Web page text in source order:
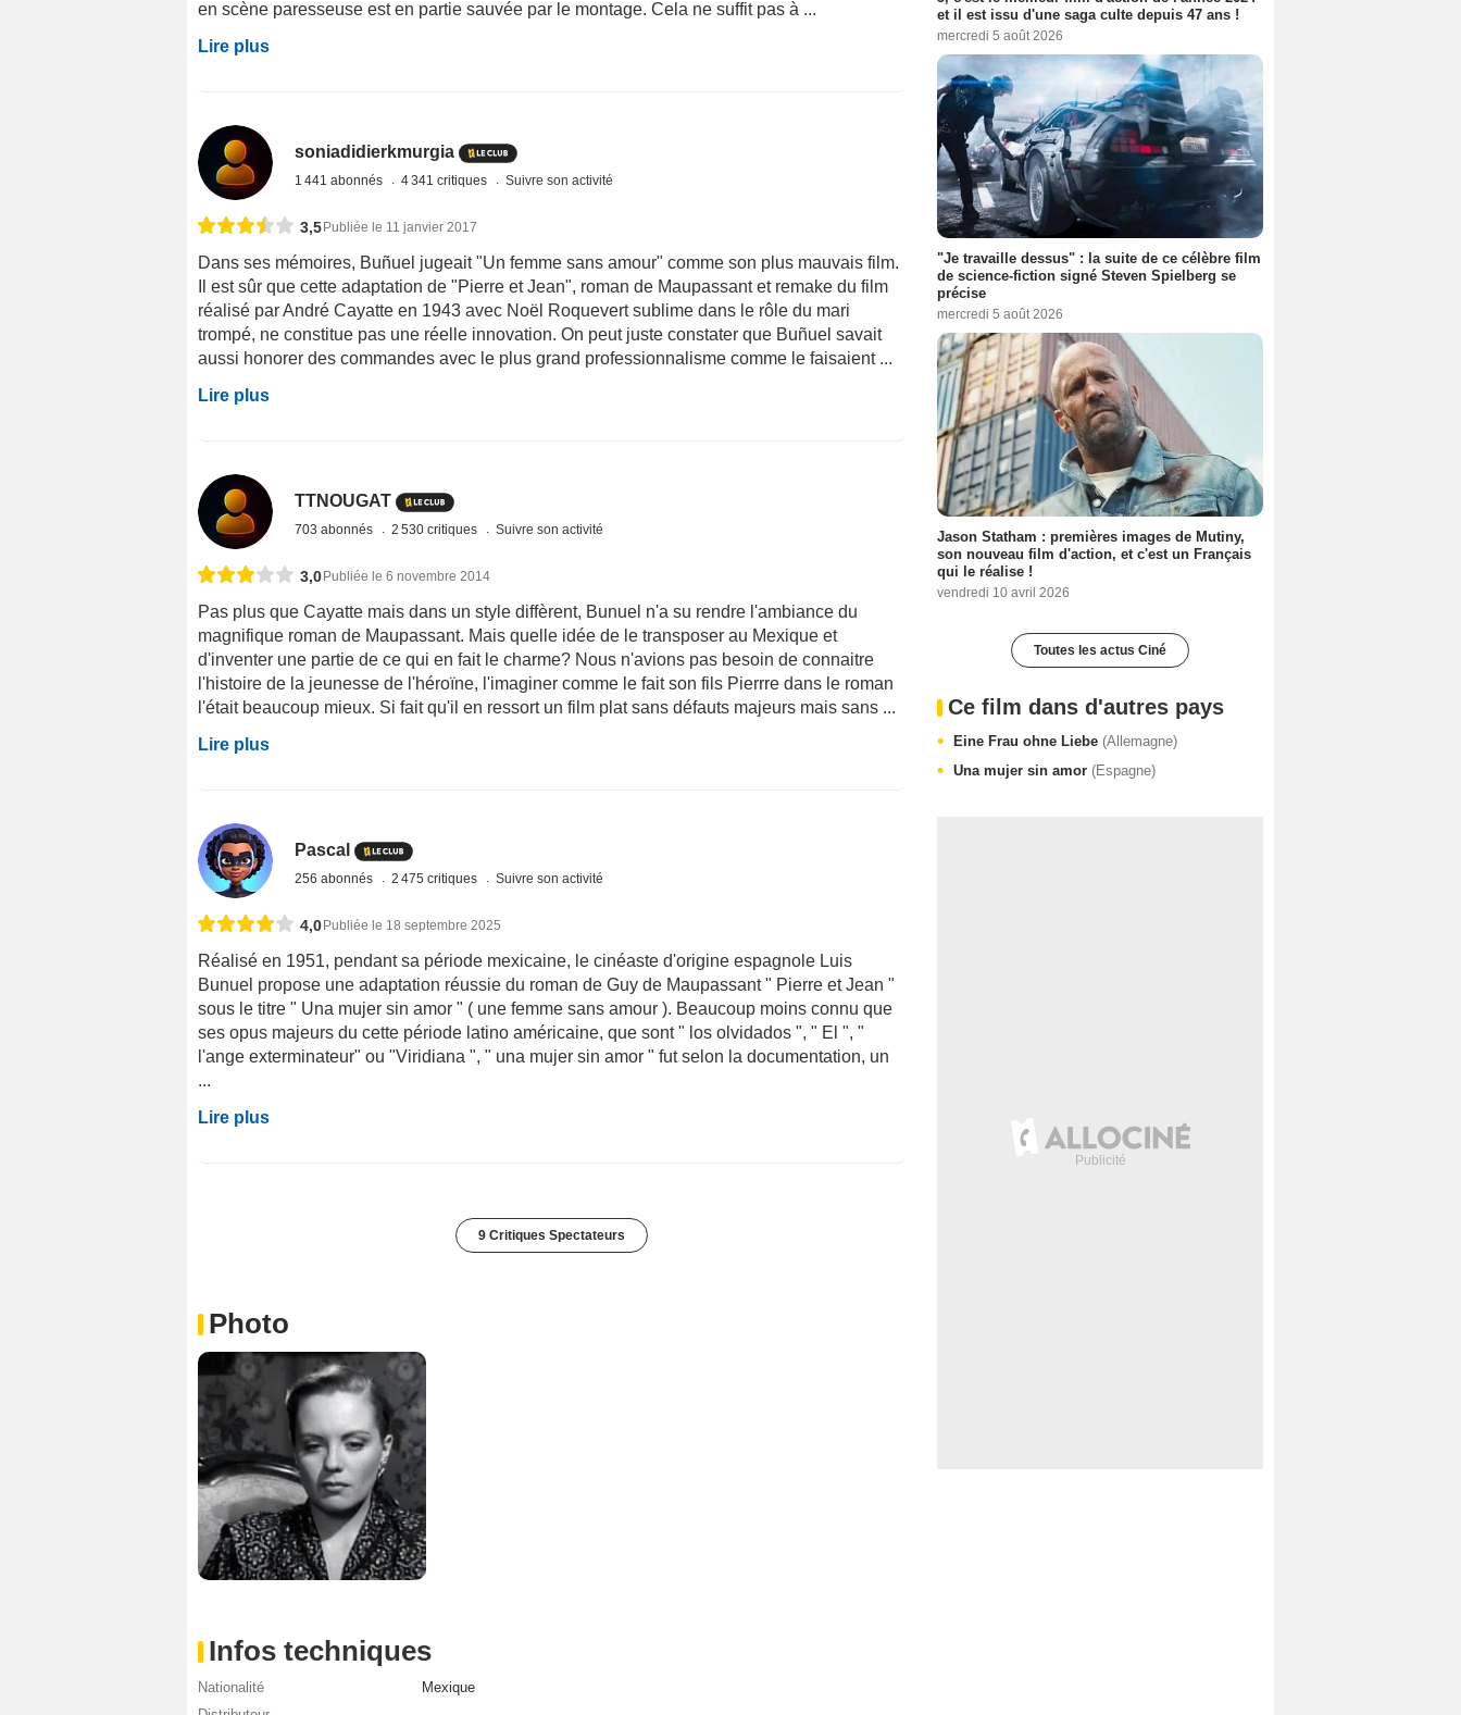
en scène paresseuse est en partie sauvée par le montage. Cela ne suffit pas à ...
Lire plus
soniadidierkmurgia
1 441 abonnés 4 341 critiques Suivre son activité
3,5 Publiée le 11 janvier 2017
Dans ses mémoires, Buñuel jugeait "Un femme sans amour" comme son plus mauvais film.
Il est sûr que cette adaptation de "Pierre et Jean", roman de Maupassant et remake du film
réalisé par André Cayatte en 1943 avec Noël Roquevert sublime dans le rôle du mari
trompé, ne constitue pas une réelle innovation. On peut juste constater que Buñuel savait
aussi honorer des commandes avec le plus grand professionnalisme comme le faisaient ...
Lire plus
TTNOUGAT
703 abonnés 2 530 critiques Suivre son activité
3,0 Publiée le 6 novembre 2014
Pas plus que Cayatte mais dans un style diffèrent, Bunuel n'a su rendre l'ambiance du
magnifique roman de Maupassant. Mais quelle idée de le transposer au Mexique et
d'inventer une partie de ce qui en fait le charme? Nous n'avions pas besoin de connaitre
l'histoire de la jeunesse de l'héroïne, l'imaginer comme le fait son fils Pierrre dans le roman
l'était beaucoup mieux. Si fait qu'il en ressort un film plat sans défauts majeurs mais sans ...
Lire plus
Pascal
256 abonnés 2 475 critiques Suivre son activité
4,0 Publiée le 18 septembre 2025
Réalisé en 1951, pendant sa période mexicaine, le cinéaste d'origine espagnole Luis
Bunuel propose une adaptation réussie du roman de Guy de Maupassant " Pierre et Jean "
sous le titre " Una mujer sin amor " ( une femme sans amour ). Beaucoup moins connu que
ses opus majeurs du cette période latino américaine, que sont " los olvidados ", " El ", "
l'ange exterminateur" ou "Viridiana ", " una mujer sin amor " fut selon la documentation, un
...
Lire plus
9 Critiques Spectateurs
Photo
Infos techniques
Nationalité
Mexique
et il est issu d'une saga culte depuis 47 ans !
mercredi 5 août 2026
"Je travaille dessus" : la suite de ce célèbre film
de science-fiction signé Steven Spielberg se
précise
mercredi 5 août 2026
Jason Statham : premières images de Mutiny,
son nouveau film d'action, et c'est un Français
qui le réalise !
vendredi 10 avril 2026
Toutes les actus Ciné
Ce film dans d'autres pays
Eine Frau ohne Liebe (Allemagne)
Una mujer sin amor (Espagne)